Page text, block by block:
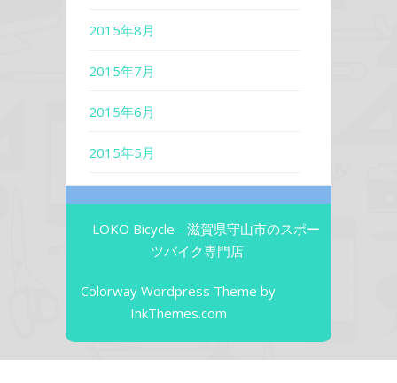
2015年8月
2015年7月
2015年6月
2015年5月
LOKO Bicycle - 滋賀県守山市のスポー
ツバイク専門店
Colorway Wordpress Theme by
InkThemes.com